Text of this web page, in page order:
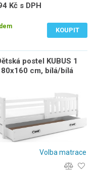
Kč s DPH
KOUPIT
postel KUBUS 1
80x160 cm, bílá/bílá
Volba matrace